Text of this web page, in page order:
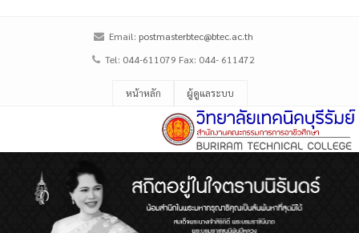
Email: postmasterbtec@btec.ac.th
Tel: 044-611079 Fax: 044- 611472
หน้าหลัก ผู้ดูแลระบบ